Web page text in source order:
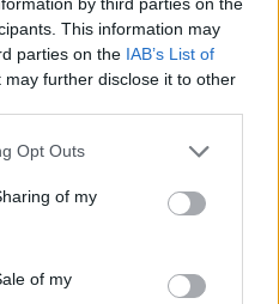
This information may
parties on the IAB’s List of
may further disclose it to other
Opt Outs
of my
of my
της βιομηχανίας
την ασφάλεια και
λύση στο ζήτημα των
στις χρονοβόρες